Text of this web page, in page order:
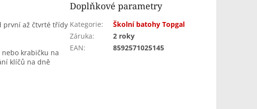
první až čtvrté třídy
krabičku na
klíčů na dně
Doplňkové parametry
Kategorie:
Školní batohy Topgal
Záruka:
2 roky
EAN: 8592571025145